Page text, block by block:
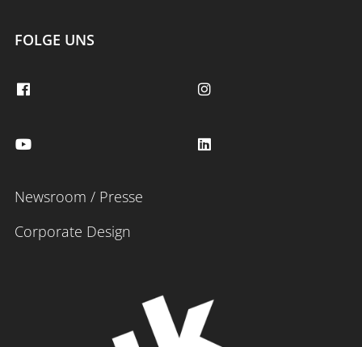
FOLGE UNS
Newsroom / Presse
Corporate Design